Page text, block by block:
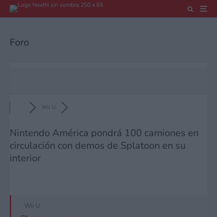
Foro
Wii U
Nintendo América pondrá 100 camiones en
circulación con demos de Splatoon en su
interior
Wii U